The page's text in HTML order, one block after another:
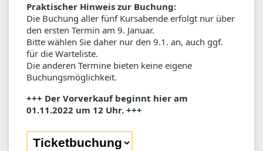
Praktischer Hinweis zur Buchung:
Die Buchung aller fünf Kursabende erfolgt nur über
den ersten Termin am 9. Januar.
Bitte wählen Sie daher nur den 9.1. an, auch ggf.
für die Warteliste.
Die anderen Termine bieten keine eigene
Buchungsmöglichkeit.
+++ Der Vorverkauf beginnt hier am
01.11.2022 um 12 Uhr. +++